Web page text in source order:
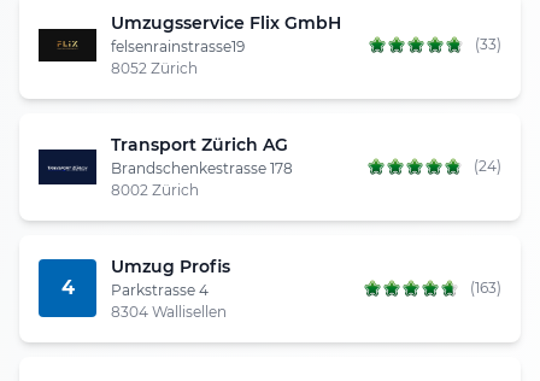
Umzugsservice Flix GmbH
felsenrainstrasse19
8052 Zürich
(33)
Transport Zürich AG
Brandschenkestrasse 178
8002 Zürich
(24)
4
Umzug Profis
Parkstrasse 4
8304 Wallisellen
(163)